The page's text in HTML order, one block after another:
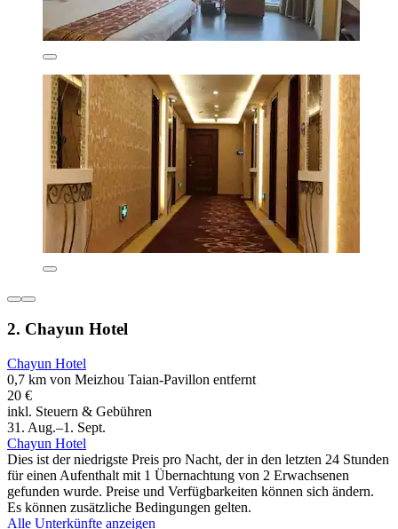
2. Chayun Hotel
Chayun Hotel
0,7 km von Meizhou Taian-Pavillon entfernt
20 €
inkl. Steuern & Gebühren
31. Aug.–1. Sept.
Chayun Hotel
Dies ist der niedrigste Preis pro Nacht, der in den letzten 24 Stunden
für einen Aufenthalt mit 1 Übernachtung von 2 Erwachsenen
gefunden wurde. Preise und Verfügbarkeiten können sich ändern.
Es können zusätzliche Bedingungen gelten.
Alle Unterkünfte anzeigen